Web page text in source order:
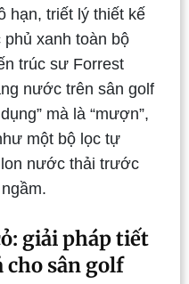
hạn, triết lý thiết kế
xanh toàn bộ
trúc sư Forrest
nước trên sân golf
mà là “mượn”,
một bộ lọc tự
nước thải trước
giải pháp tiết
cho sân golf